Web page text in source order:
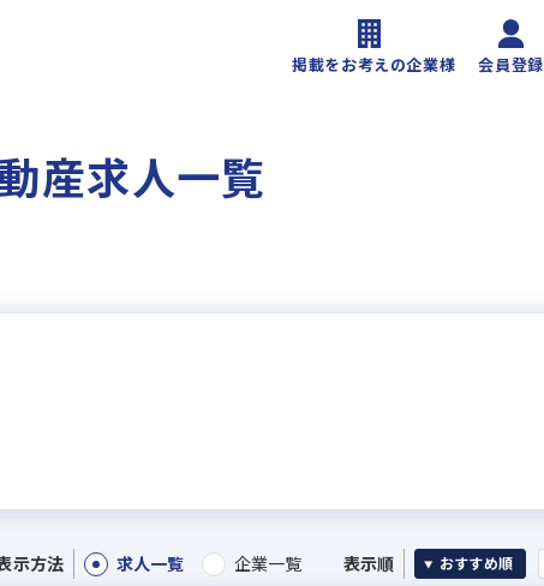
掲載をお考えの企業様 会員登録
産求人一覧
示方法 求人一覧 企業一覧 表示順 おすすめ順